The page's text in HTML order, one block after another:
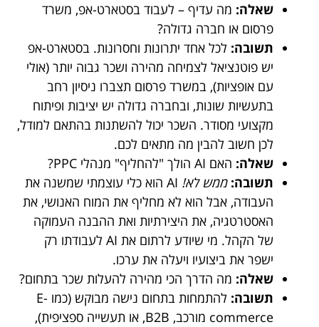
שאלה: מה עדיף – לעבוד בסטארט-אפ, משרד
פרסום או חברה גדולה?
תשובה: לכל אחד יתרונות וחסרונות. בסטארט-אפ
יש פוטנציאל לצמיחה מהירה ושכר גבוה יותר (אולי
עם אופציות), במשרד פרסום תצברו ניסיון רחב
בתעשיות שונות, ובחברה גדולה יש יציבות ופיתוח
מקצועי מסודר. השכר יכול להשתנות בהתאם למודל,
לכן חשוב להבין מה מתאים לכם.
שאלה: האם AI הולך "להחליף" מנהלי PPC?
תשובה: ממש לא!
AI הוא כלי עוצמתי שמשנה את
העבודה, אבל הוא לא מחליף את המוח האנושי, את
האסטרטגיה, את היצירתיות ואת ההבנה העמוקה
של הקהל. מי שיודע לרתום את AI לעבודתו רק
ישפר את ביצועיו ויעלה את ערכו.
שאלה: מה הדרך הכי מהירה להעלות שכר בתחום?
תשובה:
להתמחות בתחום נישה מבוקש (כמו E-
commerce מורכב, B2B, או תעשייה ספציפית),